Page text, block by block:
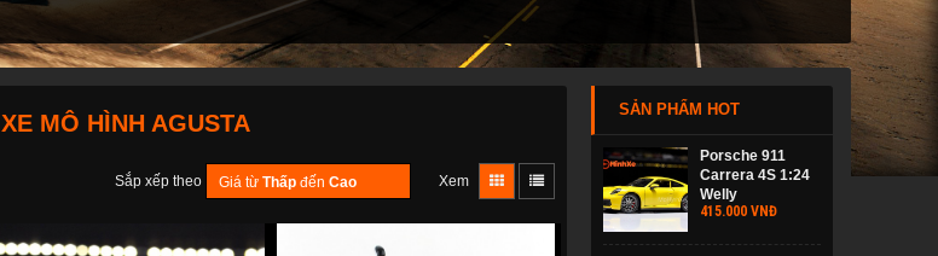
XE MÔ HÌNH AGUSTA
Sắp xếp theo Giá từ Thấp đến Cao Xem
SẢN PHẨM HOT
Porsche 911
Carrera 4S 1:24
Welly
415.000 VNĐ